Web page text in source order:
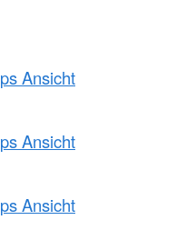
Ansicht
Ansicht
Ansicht